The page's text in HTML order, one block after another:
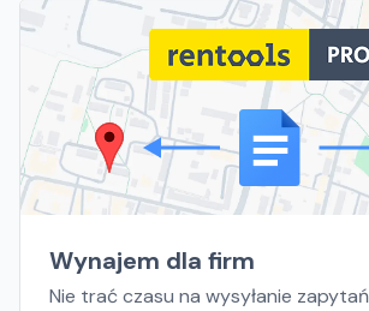
Wynajem dla firm
Nie trać czasu na wysyłanie